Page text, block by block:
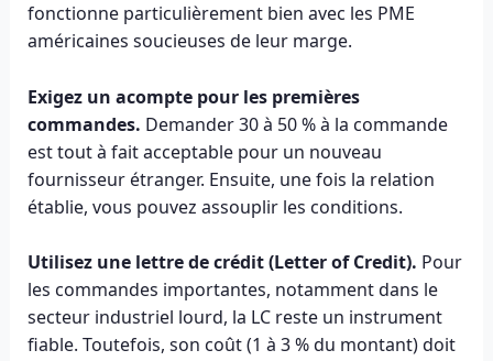
fonctionne particulièrement bien avec les PME
américaines soucieuses de leur marge.
Exigez un acompte pour les premières
commandes. Demander 30 à 50 % à la commande
est tout à fait acceptable pour un nouveau
fournisseur étranger. Ensuite, une fois la relation
établie, vous pouvez assouplir les conditions.
Utilisez une lettre de crédit (Letter of Credit). Pour
les commandes importantes, notamment dans le
secteur industriel lourd, la LC reste un instrument
fiable. Toutefois, son coût (1 à 3 % du montant) doit